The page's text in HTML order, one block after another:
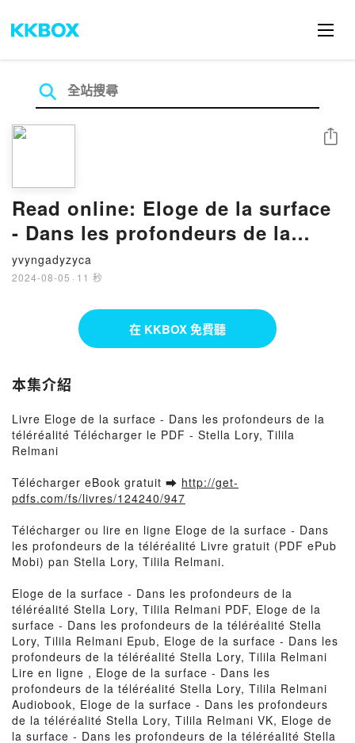
Read online: Eloge de la surface
- Dans les profondeurs de la
téléréalité
yvyngadyzyca
2024-08-05 · 11 秒
分享
在 KKBOX 免費聽
本集介紹
Livre Eloge de la surface - Dans les profondeurs de la
téléréalité Télécharger le PDF - Stella Lory, Tilila
Relmani
Télécharger eBook gratuit ➡ http://get-
pdfs.com/fs/livres/124240/947
Télécharger ou lire en ligne Eloge de la surface - Dans
les profondeurs de la téléréalité Livre gratuit (PDF ePub
Mobi) pan Stella Lory, Tilila Relmani.
Eloge de la surface - Dans les profondeurs de la
téléréalité Stella Lory, Tilila Relmani PDF, Eloge de la
surface - Dans les profondeurs de la téléréalité Stella
Lory, Tilila Relmani Epub, Eloge de la surface - Dans les
profondeurs de la téléréalité Stella Lory, Tilila Relmani
Lire en ligne , Eloge de la surface - Dans les
profondeurs de la téléréalité Stella Lory, Tilila Relmani
Audiobook, Eloge de la surface - Dans les profondeurs
de la téléréalité Stella Lory, Tilila Relmani VK, Eloge de
la surface - Dans les profondeurs de la téléréalité Stella